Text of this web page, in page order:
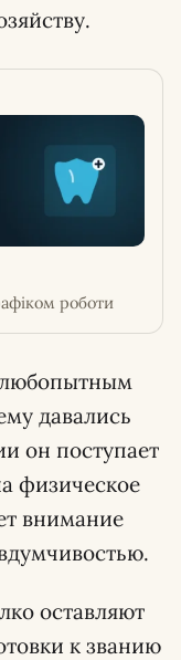
роботи
давались
он поступает
физическое
внимание
оставляют
к званию